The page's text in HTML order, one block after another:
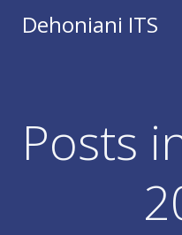
Dehoniani ITS
Posts